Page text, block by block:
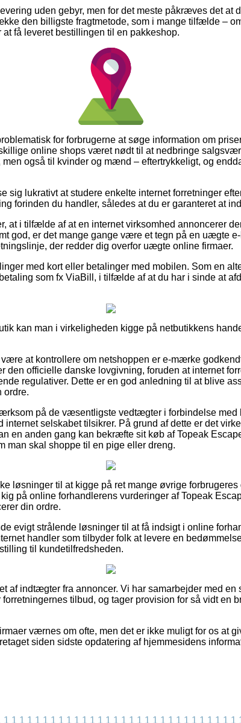
uden gebyr, men for det meste påkræves det at
den billigste fragtmetode, som i mange tilfælde –
få leveret bestillingen til en pakkeshop.
for forbrugerne at søge information om
online shops været nødt til at nedbringe
men også til kvinder og mænd – eftertrykkeligt, og
sig lukrativt at studere enkelte internet forretninger
forinden du handler, således at du er garanteret at
at i tilfælde af at en internet virksomhed annoncerer
god, er det mange gange være et tegn på en uægte
der redder dig overfor uægte online firmaer.
med kort eller betalinger med mobilen. Som en
som fx ViaBill, i tilfælde af at du har i sinde at
kan man i virkeligheden kigge på netbutikkens
at kontrollere om netshoppen er e-mærke
den officielle danske lovgivning, foruden at internet
regulativer. Dette er en god anledning til at blive
ordre.
på de væsentligste vedtægter i forbindelse med
internet selskabet tilsikrer. På grund af dette er det
en anden gang kan bekræfte sit køb af Topeak
man skal shoppe til en pige eller dreng.
løsninger til at kigge på ret mange øvrige
på online forhandlerens vurderinger af Topeak
din ordre.
evigt strålende løsninger til at få indsigt i online
handler som tilbyder folk at levere en
til kundetilfredsheden.
af indtægter fra annoncer. Vi har samarbejder med en
tilbud, og tager provision for så vidt en
værnes om ofte, men det er ikke muligt for os at
siden sidste opdatering af hjemmesidens
1 1 1 1 1 1 1 1 1 1 1 1 1 1 1 1 1 1 1 1 1 1 1 1 1 1 1 1 1 1